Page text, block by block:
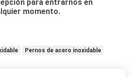
para entrarnos en
momento.
Pernos de acero inoxidable